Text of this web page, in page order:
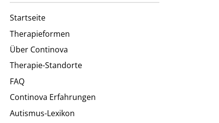
Startseite
Therapieformen
Über Continova
Therapie-Standorte
FAQ
Continova Erfahrungen
Autismus-Lexikon